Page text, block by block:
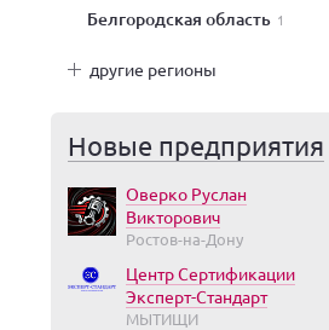
Белгородская область 1
другие регионы
Новые предприятия
Оверко Руслан
Викторович
Ростов-на-Дону
Центр Сертификации
Эксперт-Стандарт
МЫТИЩИ